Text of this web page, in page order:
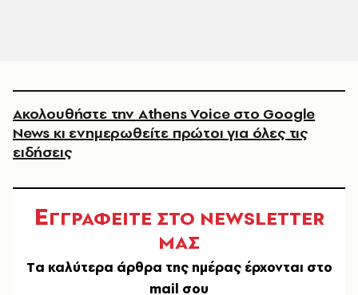
Ακολουθήστε την Athens Voice στο Google
News κι ενημερωθείτε πρώτοι για όλες τις
ειδήσεις
ΕΓΓΡΑΦΕΙΤΕ ΣΤΟ NEWSLETTER
ΜΑΣ
Tα καλύτερα άρθρα της ημέρας έρχονται στο
mail σου